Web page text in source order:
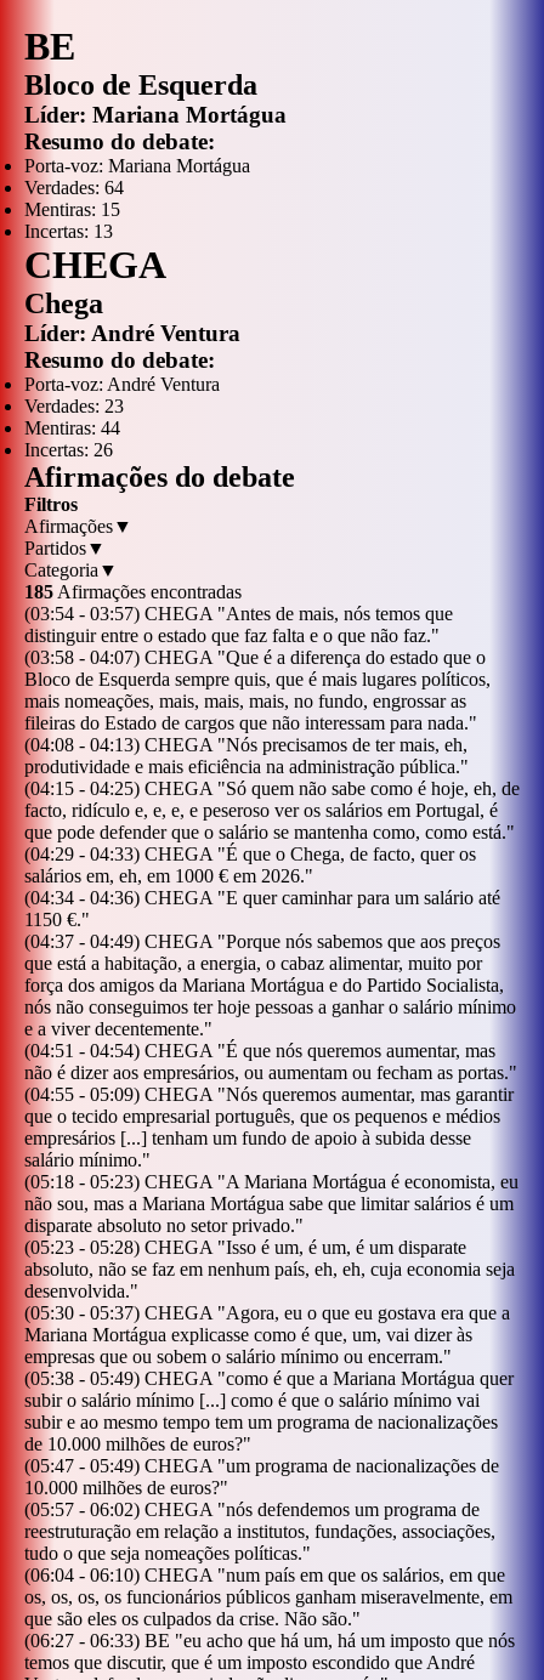
BE
Bloco de Esquerda
Líder: Mariana Mortágua
Resumo do debate:
Porta-voz: Mariana Mortágua
Verdades: 64
Mentiras: 15
Incertas: 13
CHEGA
Chega
Líder: André Ventura
Resumo do debate:
Porta-voz: André Ventura
Verdades: 23
Mentiras: 44
Incertas: 26
Afirmações do debate
Filtros
Afirmações▼
Partidos▼
Categoria ▼
185 Afirmações encontradas
(03:54 - 03:57) CHEGA "Antes de mais, nós temos que
distinguir entre o estado que faz falta e o que não faz."
(03:58 - 04:07) CHEGA "Que é a diferença do estado que o
Bloco de Esquerda sempre quis, que é mais lugares políticos,
mais nomeações, mais, mais, mais, no fundo, engrossar as
fileiras do Estado de cargos que não interessam para nada."
(04:08 - 04:13) CHEGA "Nós precisamos de ter mais, eh,
produtividade e mais eficiência na administração pública."
(04:15 - 04:25) CHEGA "Só quem não sabe como é hoje, eh, de
facto, ridículo e, e, e, e peseroso ver os salários em Portugal, é
que pode defender que o salário se mantenha como, como está."
(04:29 - 04:33) CHEGA "É que o Chega, de facto, quer os
salários em, eh, em 1000 € em 2026."
(04:34 - 04:36) CHEGA "E quer caminhar para um salário até
1150 €."
(04:37 - 04:49) CHEGA "Porque nós sabemos que aos preços
que está a habitação, a energia, o cabaz alimentar, muito por
força dos amigos da Mariana Mortágua e do Partido Socialista,
nós não conseguimos ter hoje pessoas a ganhar o salário mínimo
e a viver decentemente."
(04:51 - 04:54) CHEGA "É que nós queremos aumentar, mas
não é dizer aos empresários, ou aumentam ou fecham as portas."
(04:55 - 05:09) CHEGA "Nós queremos aumentar, mas garantir
que o tecido empresarial português, que os pequenos e médios
empresários [...] tenham um fundo de apoio à subida desse
salário mínimo."
(05:18 - 05:23) CHEGA "A Mariana Mortágua é economista, eu
não sou, mas a Mariana Mortágua sabe que limitar salários é um
disparate absoluto no setor privado."
(05:23 - 05:28) CHEGA "Isso é um, é um, é um disparate
absoluto, não se faz em nenhum país, eh, eh, cuja economia seja
desenvolvida."
(05:30 - 05:37) CHEGA "Agora, eu o que eu gostava era que a
Mariana Mortágua explicasse como é que, um, vai dizer às
empresas que ou sobem o salário mínimo ou encerram."
(05:38 - 05:49) CHEGA "como é que a Mariana Mortágua quer
subir o salário mínimo [...] como é que o salário mínimo vai
subir e ao mesmo tempo tem um programa de nacionalizações
de 10.000 milhões de euros?"
(05:47 - 05:49) CHEGA "um programa de nacionalizações de
10.000 milhões de euros?"
(05:57 - 06:02) CHEGA "nós defendemos um programa de
reestruturação em relação a institutos, fundações, associações,
tudo o que seja nomeações políticas."
(06:04 - 06:10) CHEGA "num país em que os salários, em que
os, os, os, os funcionários públicos ganham miseravelmente, em
que são eles os culpados da crise. Não são."
(06:27 - 06:33) BE "eu acho que há um, há um imposto que nós
temos que discutir, que é um imposto escondido que André